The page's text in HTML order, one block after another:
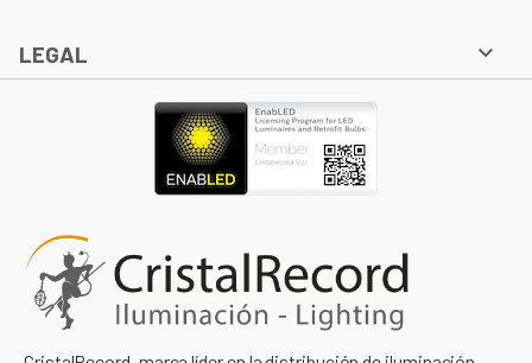
LEGAL 